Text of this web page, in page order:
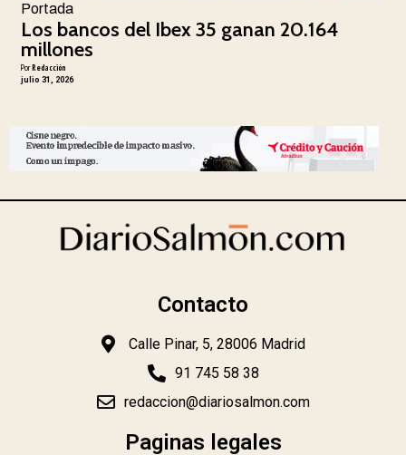
Portada
Los bancos del Ibex 35 ganan 20.164
millones
PorRedacción
julio 31, 2026
Contacto
Calle Pinar, 5, 28006 Madrid
91 745 58 38
redaccion@diariosalmon.com
Paginas legales